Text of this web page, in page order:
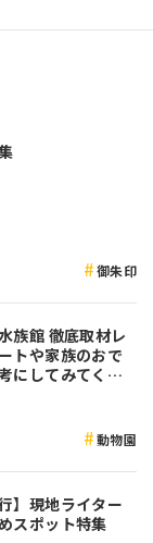
御朱印
族館 徹底取材レ
トや家族のおで
にしてみてくだ
動物園
】現地ライター
スポット特集